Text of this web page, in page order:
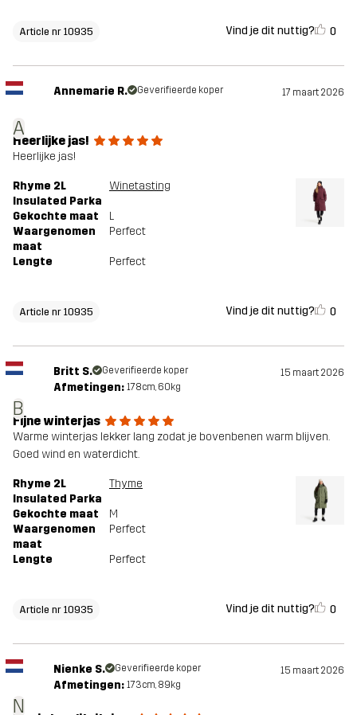
Article nr 10935 Vind je dit nuttig? 0
A
Annemarie R. Geverifieerde koper 17 maart 2026
Heerlijke jas!
Heerlijke jas!
Rhyme 2L
Insulated Parka
Winetasting
Gekochte maat
L
Waargenomen
maat
Perfect
Lengte Perfect
Article nr 10935 Vind je dit nuttig? 0
B
Britt S. Geverifieerde koper 15 maart 2026
Afmetingen: 178cm, 60kg
Fijne winterjas
Warme winterjas lekker lang zodat je bovenbenen warm blijven.
Goed wind en waterdicht.
Rhyme 2L
Insulated Parka
Thyme
Gekochte maat
M
Waargenomen
maat
Perfect
Lengte Perfect
Article nr 10935 Vind je dit nuttig? 0
N
Nienke S. Geverifieerde koper 15 maart 2026
Afmetingen: 173cm, 89kg